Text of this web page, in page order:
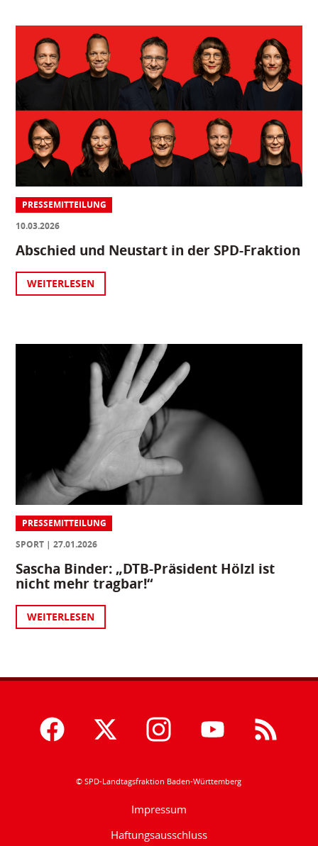
PRESSEMITTEILUNG
10.03.2026
Abschied und Neustart in der SPD-Fraktion
WEITERLESEN
PRESSEMITTEILUNG
SPORT
27.01.2026
Sascha Binder: „DTB-Präsident Hölzl ist
nicht mehr tragbar!“
WEITERLESEN
© SPD-Landtagsfraktion Baden-Württemberg
Impressum
Haftungsausschluss